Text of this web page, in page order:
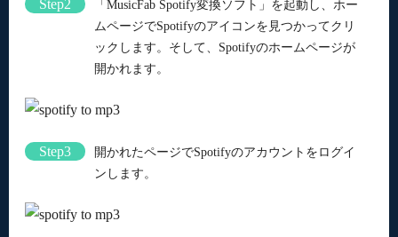
Step2
「MusicFab Spotify変換ソフト」を起動し、ホー
ムページでSpotifyのアイコンを見つかってクリ
ックします。そして、Spotifyのホームページが
開かれます。
Step3
開かれたページでSpotifyのアカウントをログイ
ンします。